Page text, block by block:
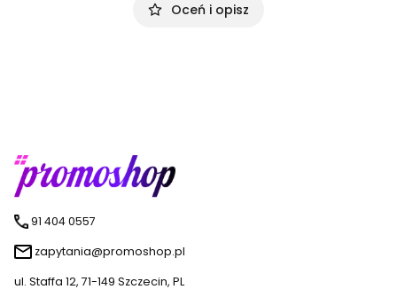
Oceń i opisz
91 404 0557
zapytania@promoshop.pl
ul. Staffa 12, 71-149 Szczecin, PL